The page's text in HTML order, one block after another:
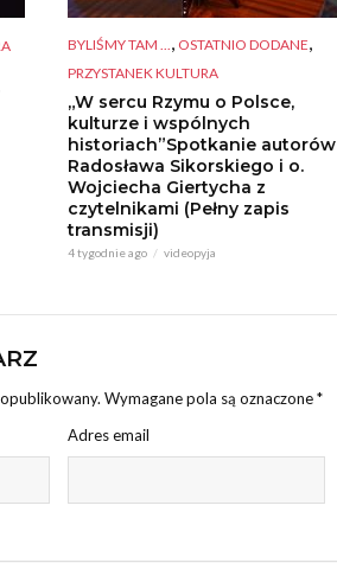
BYLIŚMY TAM ... , OSTATNIO DODANE,
PRZYSTANEK KULTURA
„W sercu Rzymu o Polsce,
kulturze i wspólnych
historiach”Spotkanie autorów
Radosława Sikorskiego i o.
Wojciecha Giertycha z
czytelnikami (Pełny zapis
transmisji)
4 tygodnie ago videopyja
Wymagane pola są oznaczone*
Adres email